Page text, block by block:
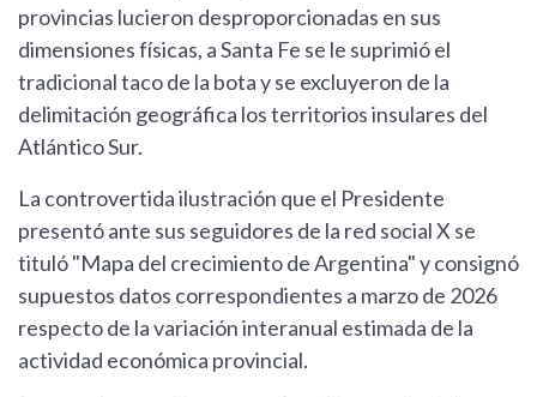
provincias lucieron desproporcionadas en sus
dimensiones físicas, a Santa Fe se le suprimió el
tradicional taco de la bota y se excluyeron de la
delimitación geográfica los territorios insulares del
Atlántico Sur.
La controvertida ilustración que el Presidente
presentó ante sus seguidores de la red social X se
tituló "Mapa del crecimiento de Argentina" y consignó
supuestos datos correspondientes a marzo de 2026
respecto de la variación interanual estimada de la
actividad económica provincial.